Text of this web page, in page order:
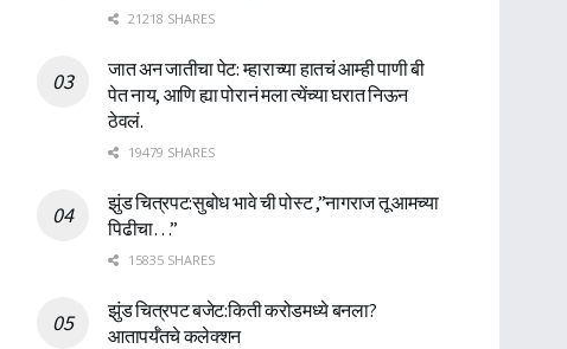
21218 SHARES
जात अन जातीचा पेट: म्हाराच्या हातचं आम्ही पाणी बी
पेत नाय, आणि ह्या पोरानं मला त्येंच्या घरात निऊन
ठेवलं.
19479 SHARES
झुंड चित्रपट:सुबोध भावे ची पोस्ट ,”नागराज तू आमच्या
पिढीचा…”
15835 SHARES
झुंड चित्रपट बजेट:किती करोडमध्ये बनला?
आतापर्यँतचे कलेक्शन